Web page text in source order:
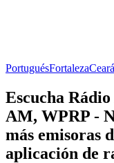
PortuguésFortalezaCeará
Escucha Rádio
AM, WPRP -
más emisoras
aplicación de